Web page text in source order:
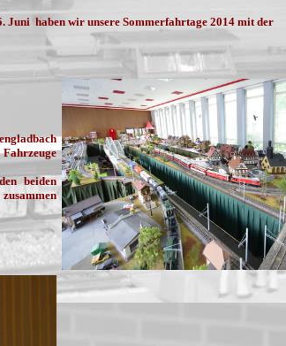
Juni haben wir unsere Sommerfahrtage 2014 mit der
beiden